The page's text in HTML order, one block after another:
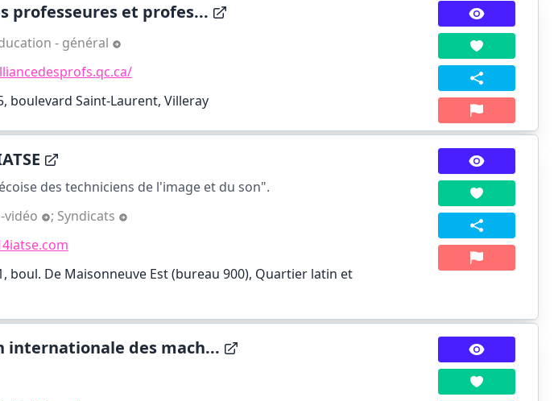
professeures et profes...
- général
boulevard Saint-Laurent, Villeray
des techniciens de l'image et du son".
vidéo
; Syndicats
boul. De Maisonneuve Est (bureau 900), Quartier latin et
internationale des mach...